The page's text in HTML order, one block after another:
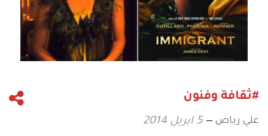
#ثقافة وفنون
علي رياض 5 ابريل 2014